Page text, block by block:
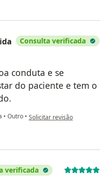
Consulta verificada
conduta e se
do paciente e tem o
• Outro • na opinião do utilizador Tielle
Solicitar revisão
verificada